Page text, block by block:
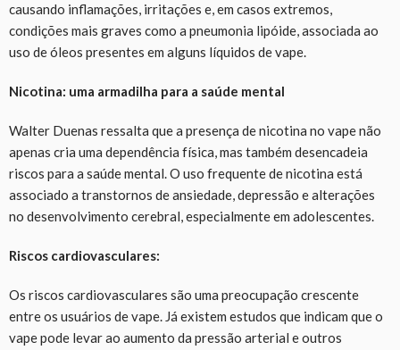
causando inflamações, irritações e, em casos extremos,
condições mais graves como a pneumonia lipóide, associada ao
uso de óleos presentes em alguns líquidos de vape.
Nicotina: uma armadilha para a saúde mental
Walter Duenas ressalta que a presença de nicotina no vape não
apenas cria uma dependência física, mas também desencadeia
riscos para a saúde mental. O uso frequente de nicotina está
associado a transtornos de ansiedade, depressão e alterações
no desenvolvimento cerebral, especialmente em adolescentes.
Riscos cardiovasculares:
Os riscos cardiovasculares são uma preocupação crescente
entre os usuários de vape. Já existem estudos que indicam que o
vape pode levar ao aumento da pressão arterial e outros